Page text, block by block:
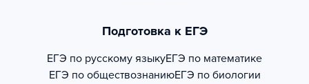
Подготовка к ЕГЭ
ЕГЭ по русскому языкуЕГЭ по математике
ЕГЭ по обществознаниюЕГЭ по биологии